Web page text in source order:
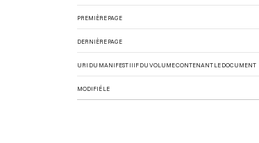
PREMIÈRE PAGE
DERNIÈRE PAGE
URI DU MANIFEST IIIF DU VOLUME CONTENANT LE DOCUMENT
MODIFIÉ LE